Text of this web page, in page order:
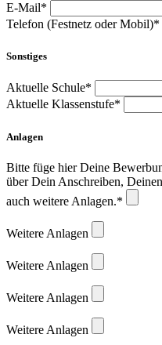
E-Mail*
Telefon (Festnetz oder Mobil)*
Sonstiges
Aktuelle Schule*
Aktuelle Klassenstufe*
Anlagen
Bitte füge hier Deine
über Dein Anschreiben,
auch weitere Anlagen.*
Weitere Anlagen
Weitere Anlagen
Weitere Anlagen
Weitere Anlagen